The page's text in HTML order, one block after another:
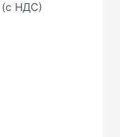
(с НДС)